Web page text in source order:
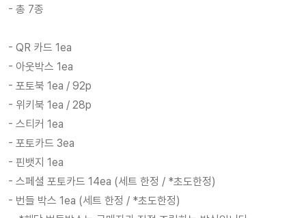
- 총 7종
- QR 카드 1ea
- 아웃박스 1ea
- 포토북 1ea / 92p
- 위키북 1ea / 28p
- 스티커 1ea
- 포토카드 3ea
- 핀뱃지 1ea
- 스페셜 포토카드 14ea (세트 한정 / *초도한정)
- 번들 박스 1ea (세트 한정 / *초도한정)